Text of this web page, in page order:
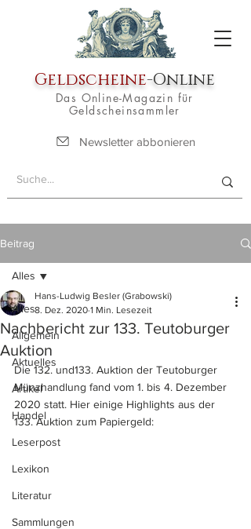
Geldscheine-Online
Das Online-Magazin für
Geldscheinsammler
Newsletter abbonieren
Beitrag
Alles
Allgemein
Aktuelles
Artikel
Handel
Leserpost
Lexikon
Literatur
Sammlungen
Alles
Nachbericht zur 133. Teutoburger
Auktion
Hans-Ludwig Besler (Grabowski)
8. Dez. 2020 1 Min. Lesezeit
Die 132. und133. Auktion der Teutoburger
Münzhandlung fand vom 1. bis 4. Dezember
2020 statt. Hier einige Highlights aus der
133. Auktion zum Papiergeld: